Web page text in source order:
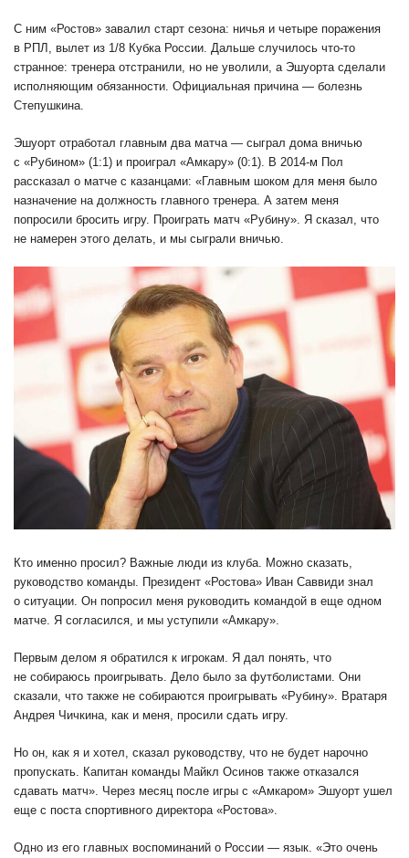
С ним «Ростов» завалил старт сезона: ничья и четыре поражения
в РПЛ, вылет из 1/8 Кубка России. Дальше случилось что-то
странное: тренера отстранили, но не уволили, а Эшуорта сделали
исполняющим обязанности. Официальная причина — болезнь
Степушкина.
Эшуорт отработал главным два матча — сыграл дома вничью
с «Рубином» (1:1) и проиграл «Амкару» (0:1). В 2014-м Пол
рассказал о матче с казанцами: «Главным шоком для меня было
назначение на должность главного тренера. А затем меня
попросили бросить игру. Проиграть матч «Рубину». Я сказал, что
не намерен этого делать, и мы сыграли вничью.
Кто именно просил? Важные люди из клуба. Можно сказать,
руководство команды. Президент «Ростова» Иван Саввиди знал
о ситуации. Он попросил меня руководить командой в еще одном
матче. Я согласился, и мы уступили «Амкару».
Первым делом я обратился к игрокам. Я дал понять, что
не собираюсь проигрывать. Дело было за футболистами. Они
сказали, что также не собираются проигрывать «Рубину». Вратаря
Андрея Чичкина, как и меня, просили сдать игру.
Но он, как я и хотел, сказал руководству, что не будет нарочно
пропускать. Капитан команды Майкл Осинов также отказался
сдавать матч». Через месяц после игры с «Амкаром» Эшуорт ушел
еще с поста спортивного директора «Ростова».
Одно из его главных воспоминаний о России — язык. «Это очень